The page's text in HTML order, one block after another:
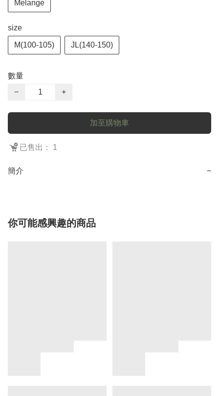
Melange
size
M(100-105) JL(140-150)
數量
−
+
加至購物車
已售出： 1
簡介 −
你可能感興趣的商品